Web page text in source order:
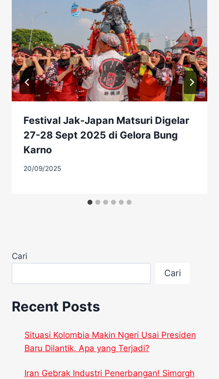
Festival Jak-Japan Matsuri Digelar
27-28 Sept 2025 di Gelora Bung
Karno
20/09/2025
Cari
Cari
Recent Posts
Situasi Kolombia Makin Ngeri Usai Presiden
Baru Dilantik, Apa yang Terjadi?
Iran Gebrak Industri Penerbangan! Simorgh